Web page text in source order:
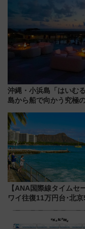
沖縄・小浜島「はいむ
島から船で向かう究極
【ANA国際線タイムセ
ワイ往復11万円台･北
来春のGW旅行まで狙え
ツ路線まとめ（8/10ま